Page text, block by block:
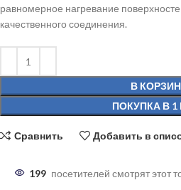
равномерное нагревание
качественного соединения.
В
ПОКУПКА В 1
Сравнить Добавить в
199 посетителей смотрят этот